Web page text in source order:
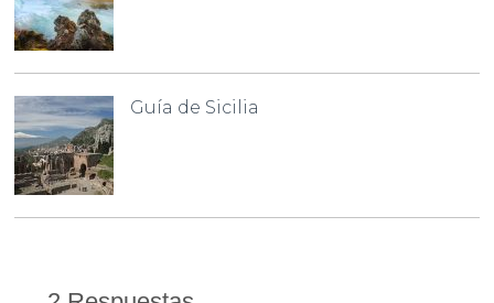
Guía de Sicilia